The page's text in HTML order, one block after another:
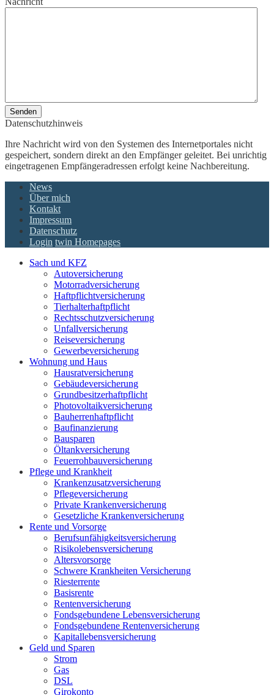
Senden
Datenschutzhinweis
Ihre Nachricht wird von den Systemen des Internetportales nicht
gespeichert, sondern direkt an den Empfänger geleitet. Bei unrichtig
eingetragenen Empfängeradressen erfolgt keine Nachbereitung.
News
Über mich
Kontakt
Impressum
Datenschutz
Login twin Homepages
Sach und KFZ
Autoversicherung
Motorradversicherung
Haftpflichtversicherung
Tierhalterhaftpflicht
Rechtsschutzversicherung
Unfallversicherung
Reiseversicherung
Gewerbeversicherung
Wohnung und Haus
Hausratversicherung
Gebäudeversicherung
Grundbesitzerhaftpflicht
Photovoltaikversicherung
Bauherrenhaftpflicht
Baufinanzierung
Bausparen
Öltankversicherung
Feuerrohbauversicherung
Pflege und Krankheit
Krankenzusatzversicherung
Pflegeversicherung
Private Krankenversicherung
Gesetzliche Krankenversicherung
Rente und Vorsorge
Berufs­unfähigkeitsversicherung
Risikolebensversicherung
Altersvorsorge
Schwere Krankheiten Versicherung
Riesterrente
Basisrente
Rentenversicherung
Fondsgebundene Lebensversicherung
Fondsgebundene Rentenversicherung
Kapitallebensversicherung
Geld und Sparen
Strom
Gas
DSL
Girokonto